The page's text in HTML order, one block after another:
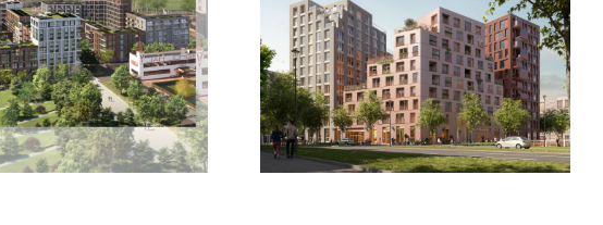
Hydepark blok 22 te
Hoofddorp
Nieuwbouw 575
woningen
Merwedekanaalzon te
Utrecht